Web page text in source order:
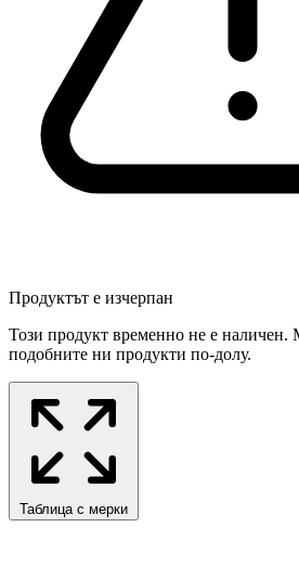
Продуктът е изчерпан
Този продукт временно не е наличен.
подобните ни продукти по-долу.
Таблица с мерки